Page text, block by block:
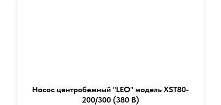
Насос центробежный "LEO" модель XST80-
200/300 (380 В)